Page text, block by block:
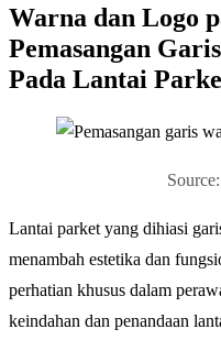
Warna dan Logo
Pemasangan
Pada Lantai
Lantai parket yang dihiasi
menambah estetika dan
perhatian khusus dalam
keindahan dan penandaan